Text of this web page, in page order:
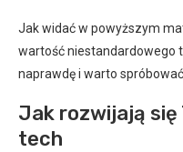
Jak widać w powyższym
wartość niestandardowego
naprawdę i warto
Jak rozwijają
tech